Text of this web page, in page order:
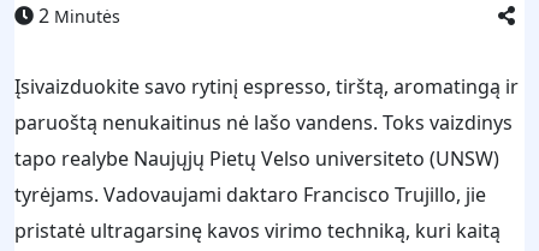
2 Minutės
Įsivaizduokite savo rytinį espresso, tirštą, aromatingą ir
paruoštą nenukaitinus nė lašo vandens. Toks vaizdinys
tapo realybe Naujųjų Pietų Velso universiteto (UNSW)
tyrėjams. Vadovaujami daktaro Francisco Trujillo, jie
pristatė ultragarsinę kavos virimo techniką, kuri kaitą